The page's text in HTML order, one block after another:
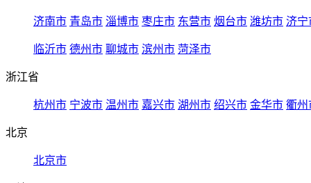
济南市 青岛市 淄博市 枣庄市 东营市 烟台市 潍坊市 济宁
临沂市 德州市 聊城市 滨州市 菏泽市
浙江省
杭州市 宁波市 温州市 嘉兴市 湖州市 绍兴市 金华市 衢州
北京
北京市